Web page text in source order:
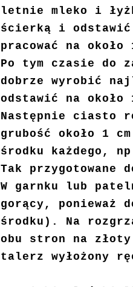
letnie mleko i
ścierką i odstawić
pracować na około
Po tym czasie do
dobrze wyrobić
odstawić na około
Następnie ciasto
grubość około 1
środku każdego,
Tak przygotowane
W garnku lub
gorący, ponieważ
środku). Na
obu stron na
talerz wyłożony